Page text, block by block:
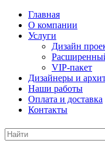
Главная
О компании
Услуги
Дизайн
VIP-пакет
Дизайнеры и
Наши работы
Оплата и доставка
Контакты